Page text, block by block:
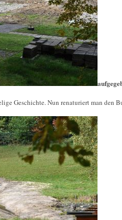
Geschichte. Nun renaturiert man den